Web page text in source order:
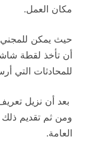
مكان العمل.
حيث يمكن
أن تأخذ لقطة
للمحادثات التي
بعد أن نزيل
ومن ثم تقديم ذلك
العامة.